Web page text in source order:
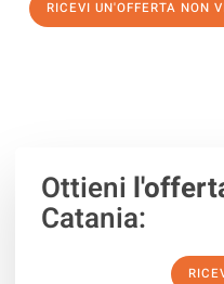
RICEVI UN'OFFERTA NON
Ottieni
Catania: